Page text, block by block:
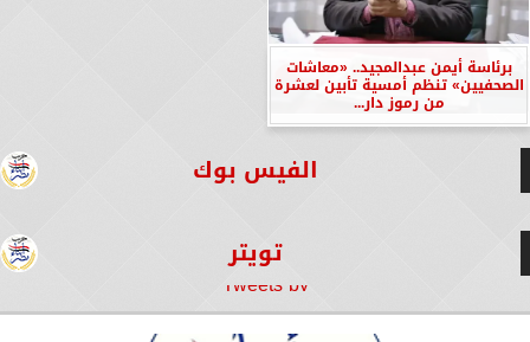
برئاسة أيمن عبدالمجيد.. «معاشات
الصحفيين» تنظم أمسية تأبين لعشرة
من رموز دار...
الفيس بوك
تويتر
Tweets by